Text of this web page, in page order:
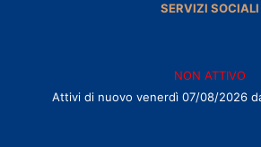
SERVIZI SOCIALI
NON ATTIVO
Attivi di nuovo venerdì 07/08/2026